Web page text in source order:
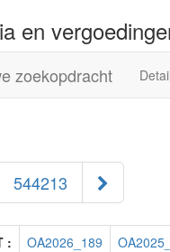
en
zoekopdracht Detail
544213
: OA2026_189